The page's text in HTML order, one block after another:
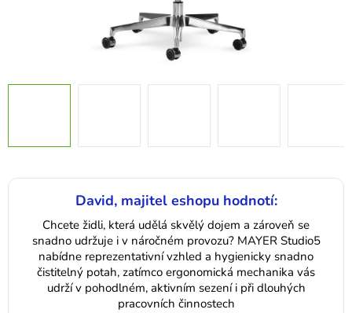
David, majitel eshopu hodnotí:
Chcete židli, která udělá skvělý dojem a zároveň se
snadno udržuje i v náročném provozu? MAYER Studio5
nabídne reprezentativní vzhled a hygienicky snadno
čistitelný potah, zatímco ergonomická mechanika vás
udrží v pohodlném, aktivním sezení i při dlouhých
pracovních činnostech